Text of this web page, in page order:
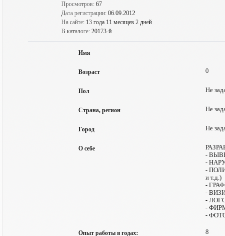
Просмотров: 67
Дата регистрации: 06.09.2012
На сайте: 13 года 11 месяцев 2 дней
В каталоге: 20173-й
Имя
Возраст 0
Пол Не
Страна, регион Не
Город Не
О себе
-
-
-
и т.д.)
-
-
-
-
-
Опыт работы в годах: 8